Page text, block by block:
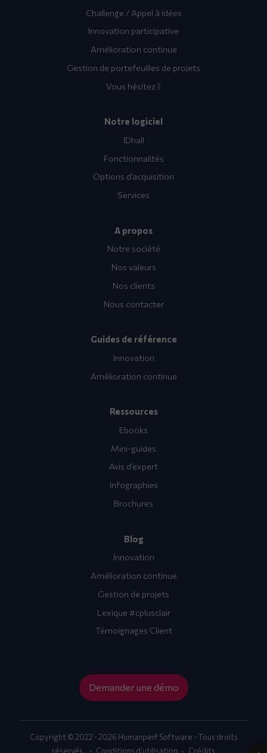
Challenge / Appel à idées
Innovation participative
Amélioration continue
Gestion de portefeuilles de projets
Vous hésitez ?
Notre logiciel
IDhall
Fonctionnalités
Options d’acquisition
Services
A propos
Notre société
Nos valeurs
Nos clients
Nous contacter
Guides de référence
Innovation
Amélioration continue
Ressources
Ebooks
Mini-guides
Avis d’expert
Infographies
Brochures
Blog
Innovation
Amélioration continue
Gestion de projets
Lexique #cplusclair
Témoignages Client
Demander une démo
Copyright © 2022 - 2026 Humanperf Software - Tous droits
réservés.
Conditions d’utilisation Crédits